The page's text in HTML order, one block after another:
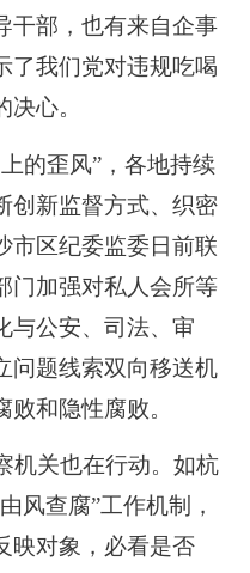
干部，也有来自企事
了我们党对违规吃喝
心。
的歪风”，各地持续
创新监督方式、织密
市区纪委监委日前联
门加强对私人会所等
与公安、司法、审
问题线索双向移送机
和隐性腐败。
机关也在行动。如杭
风查腐”工作机制，
映对象，必看是否